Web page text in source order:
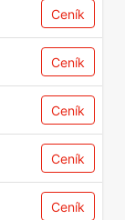
Ceník
Ceník
Ceník
Ceník
Ceník